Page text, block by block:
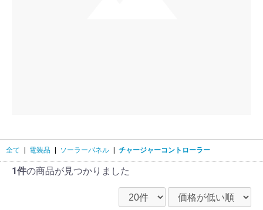
全て | 電装品 | ソーラーパネル | チャージャーコントローラー
1件の商品が見つかりました